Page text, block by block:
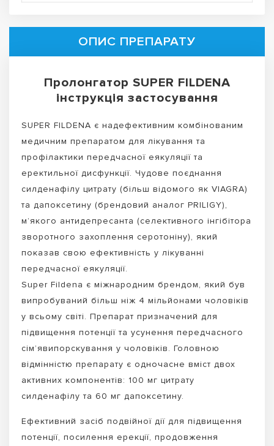
ОПИС ПРЕПАРАТУ
Пролонгатор SUPER FILDENA
інструкція застосування
SUPER FILDENA є надефективним комбінованим
медичним препаратом для лікування та
профілактики передчасної еякуляції та
еректильної дисфункції. Чудове поєднання
силденафілу цитрату (більш відомого як VIAGRA)
та дапоксетину (брендовий аналог PRILIGY),
м’якого антидепресанта (селективного інгібітора
зворотного захоплення серотоніну), який
показав свою ефективність у лікуванні
передчасної еякуляції.
Super Fildena є міжнародним брендом, який був
випробуваний більш ніж 4 мільйонами чоловіків
у всьому світі. Препарат призначений для
підвищення потенції та усунення передчасного
сім’явипорскування у чоловіків. Головною
відмінністю препарату є одночасне вміст двох
активних компонентів: 100 мг цитрату
силденафілу та 60 мг дапоксетину.
Ефективний засіб подвійної дії для підвищення
потенції, посилення ерекції, продовження